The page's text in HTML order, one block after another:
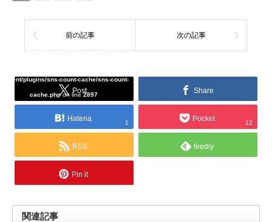
前の記事 次の記事
Post
plugins/sns-count-cache/sns-count-
cache.phpon line2897 Share
Hatena 1 Pocket 12
RSS feedly
Pin it
関連記事